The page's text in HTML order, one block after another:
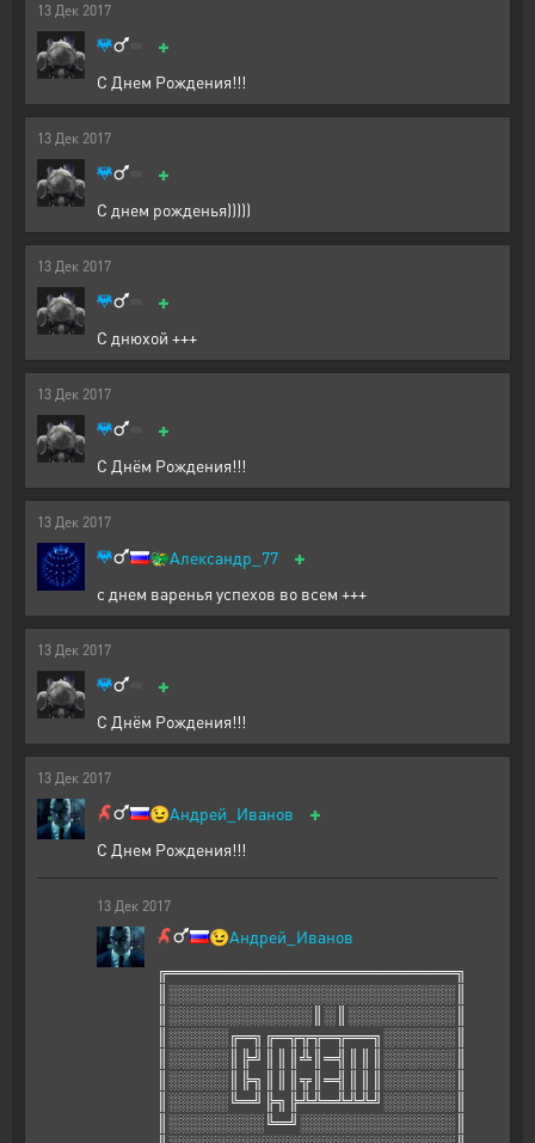
13 Дек 2017
+
С Днем Рождения!!!
13 Дек 2017
+
С днем рожденья)))))
13 Дек 2017
+
С днюхой +++
13 Дек 2017
+
С Днём Рождения!!!
13 Дек 2017
🐲Александр_77 +
с днем варенья успехов во всем +++
13 Дек 2017
+
С Днём Рождения!!!
13 Дек 2017
😉Андрей_Иванов +
С Днем Рождения!!!
13 Дек 2017
😉Андрей_Иванов
╔════════════════════════╗
║░░░░░░░░░░░░░░░░░░░░░░░░║
║░░░░░░░░░░░░║░║░░░░░░░░░║
║░░░░░╔═╗╔═╦╦╦═╦══╗░░░░░░║
║░░░░░║╠╝║║║╩║═╣║║║░░░░░░║
║░░░░░║╠╗║║║╦║═╣║║║░░░░░░║
║░░░░░╚═╝╠╗╠╩╩═╩╩╩╝░░░░░░║
║░░░░░░░░╚═╝░░░░░░░░░░░░░║